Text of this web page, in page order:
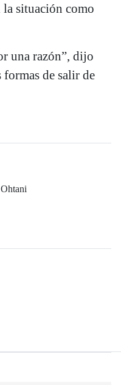
situación como
una razón”, dijo
de salir de